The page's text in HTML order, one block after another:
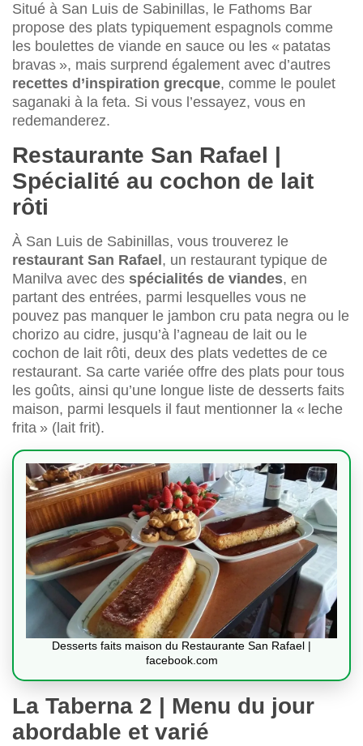
Situé à San Luis de Sabinillas, le Fathoms Bar
propose des plats typiquement espagnols comme
les boulettes de viande en sauce ou les « patatas
bravas », mais surprend également avec d’autres
recettes d’inspiration grecque, comme le poulet
saganaki à la feta. Si vous l’essayez, vous en
redemanderez.
Restaurante San Rafael |
Spécialité au cochon de lait
rôti
À San Luis de Sabinillas, vous trouverez le
restaurant San Rafael , un restaurant typique de
Manilva avec des spécialités de viandes, en
partant des entrées, parmi lesquelles vous ne
pouvez pas manquer le jambon cru pata negra ou le
chorizo au cidre, jusqu’à l’agneau de lait ou le
cochon de lait rôti, deux des plats vedettes de ce
restaurant. Sa carte variée offre des plats pour tous
les goûts, ainsi qu’une longue liste de desserts faits
maison, parmi lesquels il faut mentionner la « leche
frita » (lait frit).
Desserts faits maison du Restaurante San Rafael |
facebook.com
La Taberna 2 | Menu du jour
abordable et varié